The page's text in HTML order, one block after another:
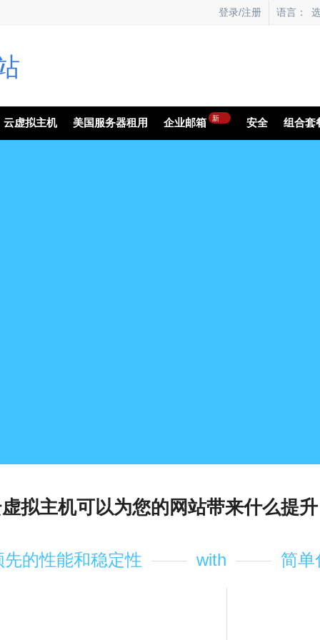
登录/注册 语言：
云虚拟主机 美国服务器租用 企业邮箱 新 安全 组合套
拟主机可以为您的网站带来什么提升
先的性能和稳定性 with 简单